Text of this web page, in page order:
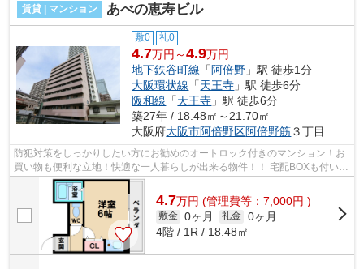
賃貸 | マンション あべの恵寿ビル
敷0 礼0
4.7万円～4.9万円
地下鉄谷町線 「 阿倍野 」駅 徒歩1分
大阪環状線 「天王寺 」駅 徒歩6分
阪和線 「天王寺 」駅 徒歩6分
築27年 / 18.48㎡～21.70㎡
大阪府大阪市阿倍野区阿倍野筋３丁目
防犯対策をしっかりしたい方にお勧めのオートロック付きのマンション！お
買い物も便利な立地！快適な一人暮らしが出来る物件！！ 宅配BOXも付いて
4.7万円 (管理費等：7,000円 )
敷金 0ヶ月 礼金 0ヶ月
4階 / 1R / 18.48㎡